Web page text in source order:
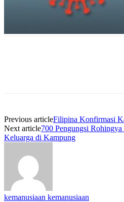
Previous articleFilipina Konfirmasi
Next article700 Pengungsi
Keluarga di Kampung
kemanusiaan kemanusiaan